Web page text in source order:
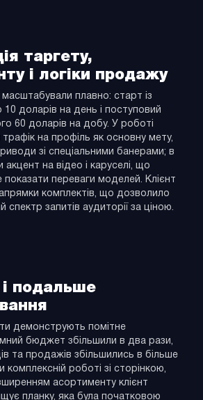
таргету,
і логіки продажу
масштабували плавно: старт із
доларів на день і поступовий
60 доларів на добу. У роботі
на профіль як основну мету,
зі спеціальними банерами; в
акцент на відео і каруселі, що
переваги моделей. Клієнт
комплектів, що дозволило
спектр запитів аудиторії за ціною.
і подальше
демонструють помітне
бюджет збільшили в два рази,
та продажів збільшились в більше
комплексній роботі зі сторінкою,
асортименту клієнт
планку, яка була початковою